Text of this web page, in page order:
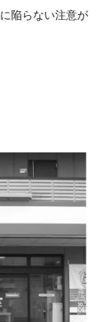
陥らない注意が